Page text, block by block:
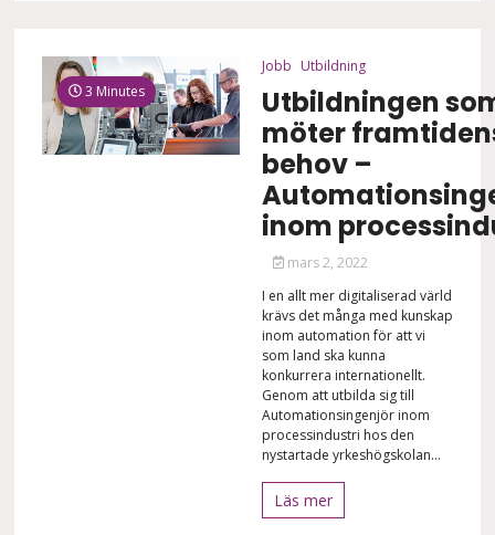
3 Minutes
Jobb Utbildning
Utbildningen
möter
behov –
inom
mars 2, 2022
I en allt mer digitaliserad värld
krävs det många med kunskap
inom automation för att vi
som land ska kunna
konkurrera internationellt.
Genom att utbilda sig till
Automationsingenjör inom
processindustri hos den
nystartade yrkeshögskolan...
Läs mer